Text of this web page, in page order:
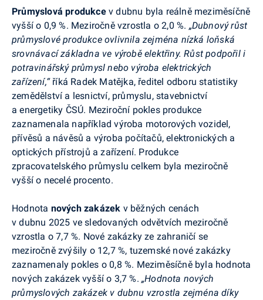
Průmyslová produkcevdubnu byla reálně meziměsíčně
vyššío 0,9 %. Meziročněvzrostla o2,0 %. „Dubnový růst
průmyslové produkce ovlivnila zejména nízká loňská
srovnávací základna ve výrobě elektřiny. Růst podpořil i
potravinářský průmysl nebo výroba elektrických
zařízení,“ říká Radek Matějka, ředitel odboru statistiky
zemědělství a lesnictví, průmyslu, stavebnictví
a energetiky ČSÚ. Meziroční pokles produkce
zaznamenala například výroba motorových vozidel,
přívěsů a návěsů a výroba počítačů, elektronických a
optických přístrojů a zařízení. Produkce
zpracovatelského průmyslu celkem byla meziročně
vyšší o necelé procento.
Hodnota nových zakázek v běžných cenách
vdubnu 2025 ve sledovaných odvětvích meziročně
vzrostla o7,7%. Nové zakázky ze zahraničí se
meziročně zvýšily o 12,7%, tuzemské nové zakázky
zaznamenaly pokles o0,8 %. Meziměsíčně byla hodnota
nových zakázek vyšší o 3,7 %.„Hodnota nových
průmyslových zakázek v dubnu vzrostla zejména díky